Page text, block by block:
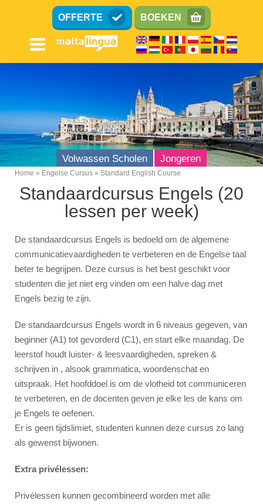
inhoud
OFFERTE BOEKEN
Volwassen Scholen Jongeren
Engelse Taalschool
Faciliteiten
Nationaliteit Mix
Activiteiten
Team
Awards
ST Star Awards
Accreditation
Beoordelingen
Erasmus+
Breadcrumb
Home Engelse Cursus Standard English Course
Standaardcursus Engels (20
lessen per week)
De standaardcursus Engels is bedoeld om de algemene
communicatievaardigheden te verbeteren en de Engelse taal
beter te begrijpen. Deze cursus is het best geschikt voor
studenten die jet niet erg vinden om een halve dag met
Engels bezig te zijn.
De standaardcursus Engels wordt in 6 niveaus gegeven, van
beginner (A1) tot gevorderd (C1), en start elke maandag. De
leerstof houdt luister- & leesvaardigheden, spreken &
schrijven in , alsook grammatica, woordenschat en
uitspraak. Het hoofddoel is om de vlotheid tot communiceren
te verbeteren, en de docenten geven je elke les de kans om
je Engels te oefenen.
Er is geen tijdslimiet, studenten kunnen deze cursus zo lang
als gewenst bijwonen.
Extra privélessen:
Privélessen kunnen gecombineerd worden met alle